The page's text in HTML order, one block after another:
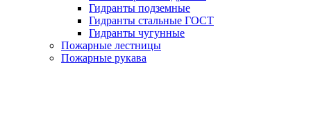
Гидранты подземные
Гидранты стальные ГОСТ
Гидранты чугунные
Пожарные лестницы
Пожарные рукава